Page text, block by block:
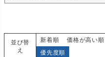
並び替
え
新着順 価格が高い順
優先度順